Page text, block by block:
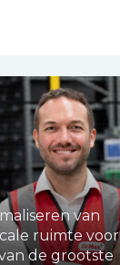
van
ruimte voor
de grootste